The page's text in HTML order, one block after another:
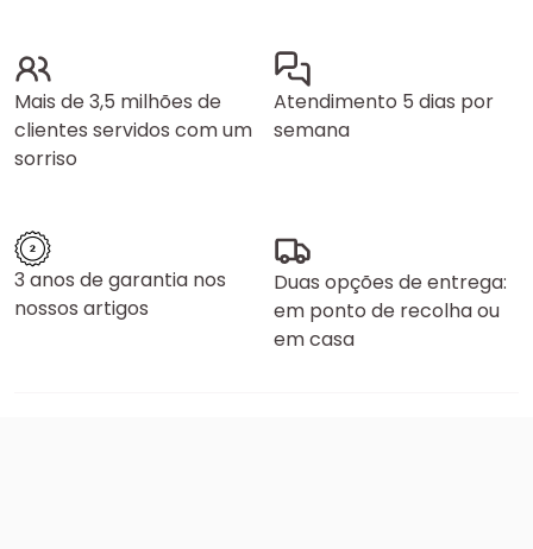
Mais de 3,5 milhões de
clientes servidos com um
sorriso
Atendimento 5 dias por
semana
3 anos de garantia nos
nossos artigos
Duas opções de entrega:
em ponto de recolha ou
em casa